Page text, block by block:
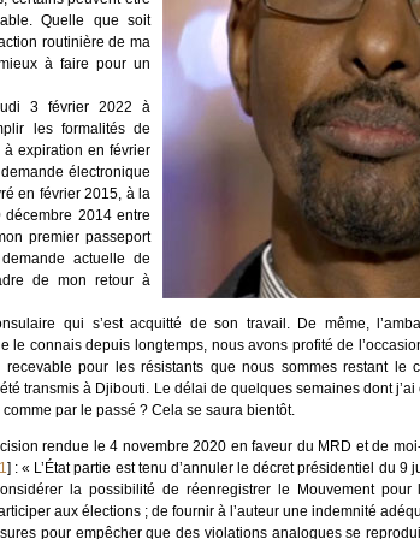
Quelle que soit
routinière de ma
à faire pour un
3 février 2022 à
les formalités de
expiration en février
électronique
en février 2015, à la
2014 entre
premier passeport
actuelle de
de mon retour à
qui s’est acquitté de son travail. De même,
le connais depuis longtemps, nous avons profité de
pour les résistants que nous sommes restant le
transmis à Djibouti. Le délai de quelques semaines dont
par le passé ? Cela se saura bientôt.
rendue le 4 novembre 2020 en faveur du MRD et de
] : « L’État partie est tenu d’annuler le décret présidentiel du 9
la possibilité de réenregistrer le Mouvement
aux élections ; de fournir à l’auteur une indemnité
pour empêcher que des violations analogues se